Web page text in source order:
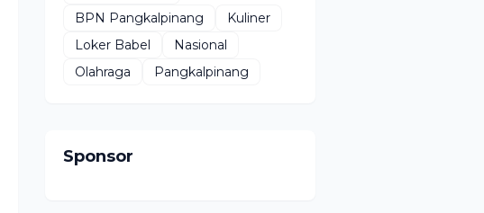
BPN Pangkalpinang
Kuliner
Loker Babel
Nasional
Olahraga
Pangkalpinang
Sponsor